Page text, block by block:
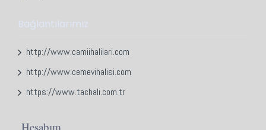
Bağlantılarımız
http://www.camiihalilari.com
http://www.cemevihalisi.com
https://www.tachali.com.tr
Hesabım